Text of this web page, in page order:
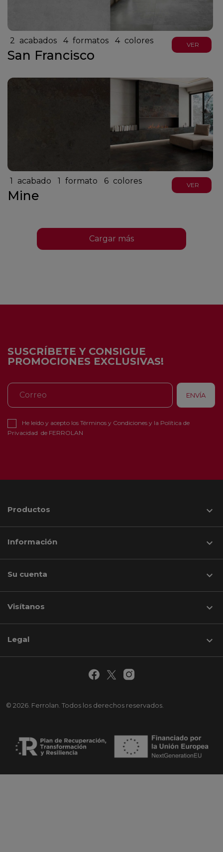
2 acabados 4 formatos 4 colores
San Francisco
VER
1 acabado 1 formato 6 colores
Mine
VER
Cargar más
SUSCRÍBETE Y CONSIGUE
PROMOCIONES EXCLUSIVAS!
He leído y acepto los Términos y Condiciones y la Política de
Privacidad de FERROLAN
Productos 
Información 
Su cuenta 
Visítanos keyboard_arrow_down
© 2026. Ferrolan. Todos los derechos reservados.
Legal 